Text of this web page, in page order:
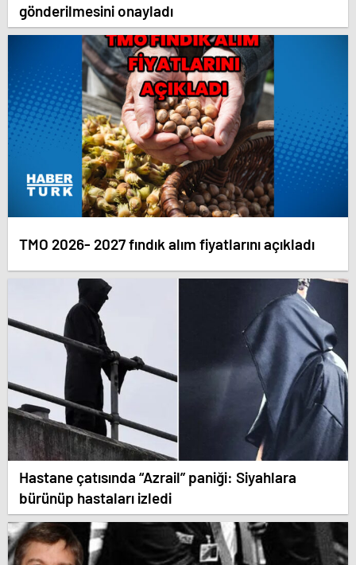
gönderilmesini onayladı
TMO 2026- 2027 fındık alım fiyatlarını açıkladı
Hastane çatısında “Azrail” paniği: Siyahlara
bürünüp hastaları izledi